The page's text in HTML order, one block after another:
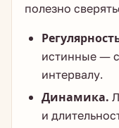
полезно
истинные —
интервалу.
Динамика.
и